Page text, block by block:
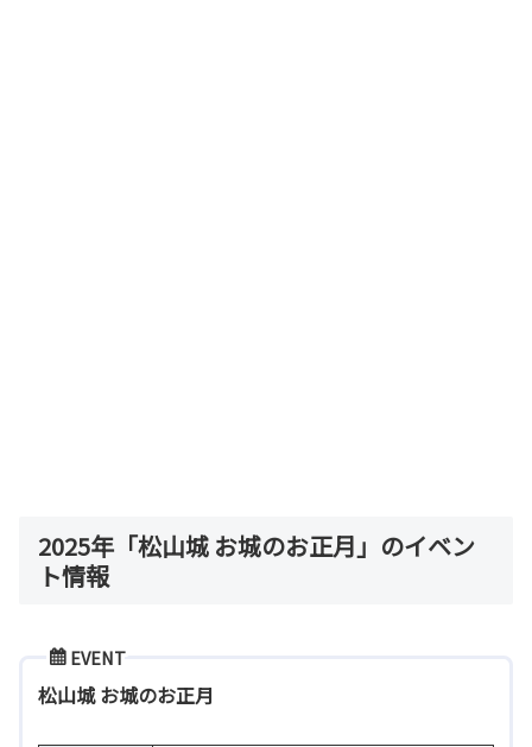
2025年「松山城 お城のお正月」のイベン
ト情報
EVENT
松山城 お城のお正月